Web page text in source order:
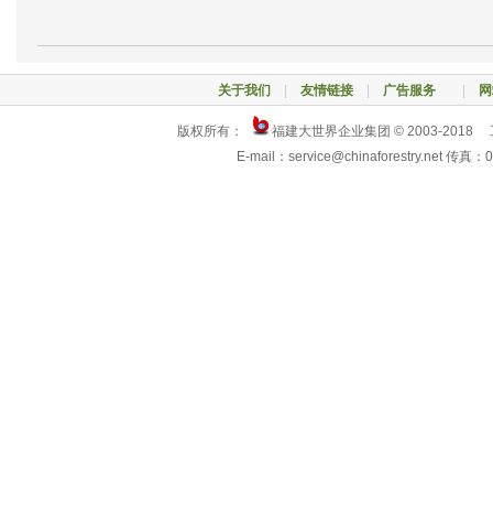
关于我们 友情链接| 广告服务
版权所有：
福建大世界企业集团 © 2003-2018
E-mail：service@chinaforestry.net 传真